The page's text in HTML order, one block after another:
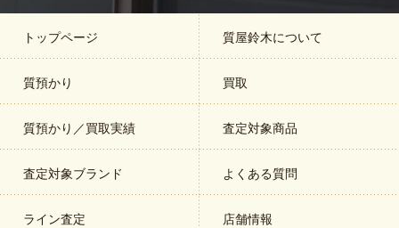
トップページ 質屋鈴木について
質預かり 買取
質預かり／買取実績 査定対象商品
査定対象ブランド よくある質問
ライン査定 店舗情報